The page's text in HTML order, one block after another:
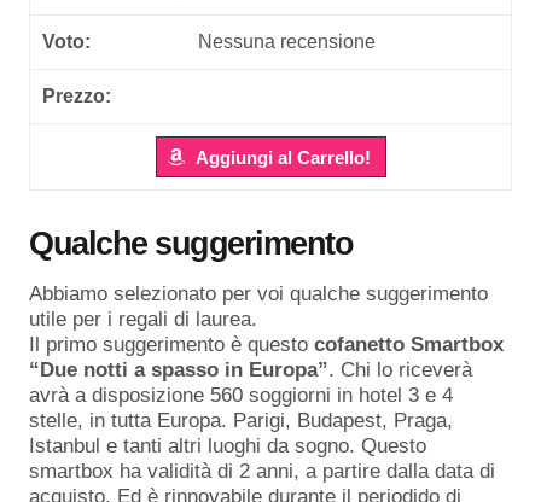
Nessuna recensione
Aggiungi al Carrello!
Qualche suggerimento
Abbiamo selezionato per voi qualche suggerimento
utile per i regali di laurea.
Il primo suggerimento è questo cofanetto Smartbox
“Due notti a spasso in Europa”. Chi lo riceverà
avrà a disposizione 560 soggiorni in hotel 3 e 4
stelle, in tutta Europa. Parigi, Budapest, Praga,
Istanbul e tanti altri luoghi da sogno. Questo
smartbox ha validità di 2 anni, a partire dalla data di
acquisto. Ed è rinnovabile durante il periodido di